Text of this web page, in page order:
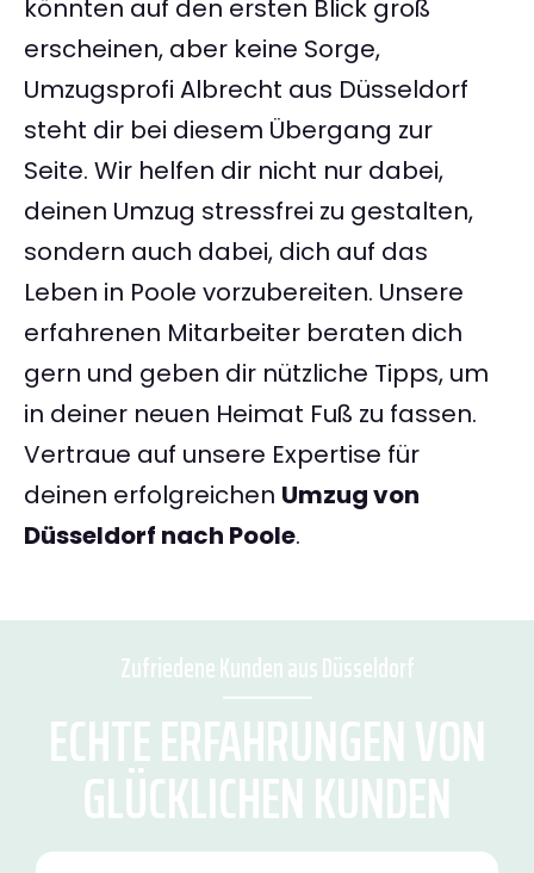
könnten auf den ersten Blick groß
erscheinen, aber keine Sorge,
Umzugsprofi Albrecht aus Düsseldorf
steht dir bei diesem Übergang zur
Seite. Wir helfen dir nicht nur dabei,
deinen Umzug stressfrei zu gestalten,
sondern auch dabei, dich auf das
Leben in Poole vorzubereiten. Unsere
erfahrenen Mitarbeiter beraten dich
gern und geben dir nützliche Tipps, um
in deiner neuen Heimat Fuß zu fassen.
Vertraue auf unsere Expertise für
deinen erfolgreichen Umzug von
Düsseldorf nach Poole.
Zufriedene Kunden aus Düsseldorf
ECHTE ERFAHRUNGEN VON
GLÜCKLICHEN KUNDEN